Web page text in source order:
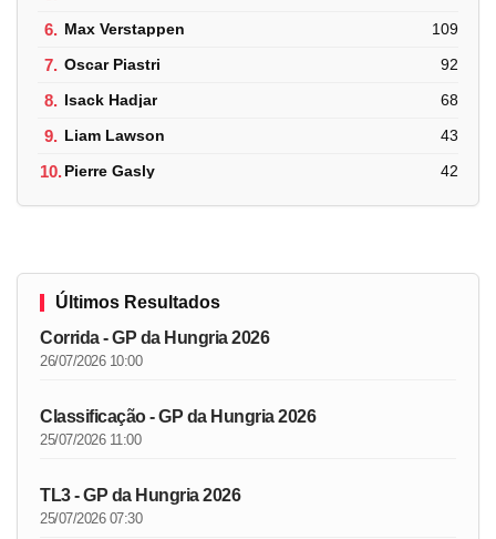
6. Max Verstappen 109
7. Oscar Piastri 92
8. Isack Hadjar 68
9. Liam Lawson 43
10.Pierre Gasly 42
Últimos Resultados
Corrida - GP da Hungria 2026
26/07/2026 10:00
Classificação - GP da Hungria 2026
25/07/2026 11:00
TL3 - GP da Hungria 2026
25/07/2026 07:30